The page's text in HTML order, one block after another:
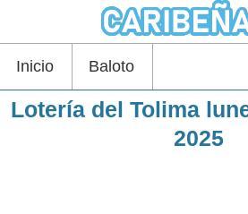
Inicio Baloto
Lotería del Tolima
2025